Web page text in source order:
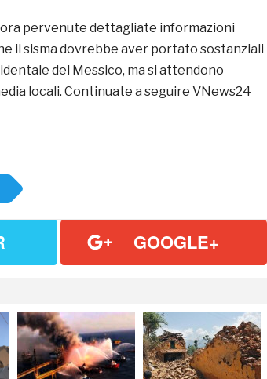
pervenute dettagliate informazioni
il sisma dovrebbe aver portato sostanziali
del Messico, ma si attendono
locali. Continuate a seguire VNews24
GOOGLE+